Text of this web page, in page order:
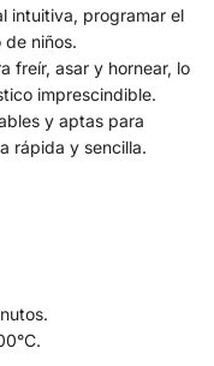
intuitiva, programar el
niños.
freír, asar y hornear, lo
imprescindible.
y aptas para
rápida y sencilla.